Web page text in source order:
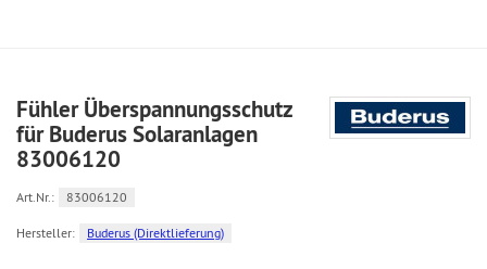
Fühler Überspannungsschutz
für Buderus Solaranlagen
83006120
Art.Nr.: 83006120
Hersteller: Buderus (Direktlieferung)